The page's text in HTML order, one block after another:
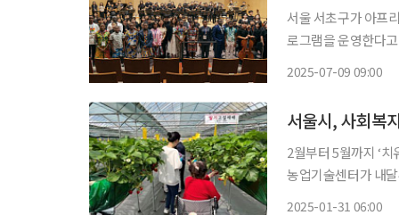
서울 서초구가 아프
로그램을 운영한다고 9일 밝혔다. 이번 프로그램은 오는
2025-07-09 09:00
서울시, 사회복
2월부터 5월까지 ‘치
농업기술센터가 내
2025-01-31 06:00